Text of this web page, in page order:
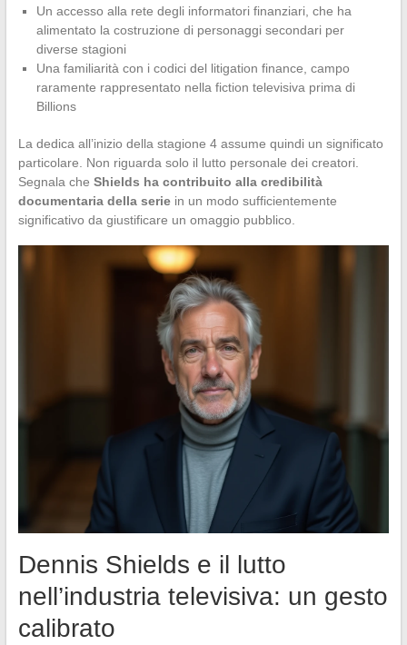
Un accesso alla rete degli informatori finanziari, che ha
alimentato la costruzione di personaggi secondari per
diverse stagioni
Una familiarità con i codici del litigation finance, campo
raramente rappresentato nella fiction televisiva prima di
Billions
La dedica all’inizio della stagione 4 assume quindi un significato
particolare. Non riguarda solo il lutto personale dei creatori.
Segnala che Shields ha contribuito alla credibilità
documentaria della seriein un modo sufficientemente
significativo da giustificare un omaggio pubblico.
Dennis Shields e il lutto
nell’industria televisiva: un gesto
calibrato